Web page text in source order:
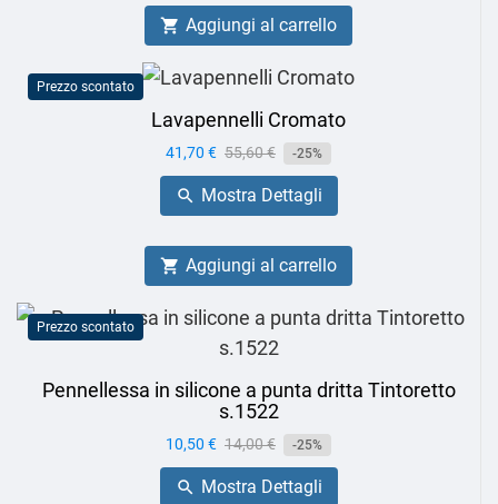
 Aggiungi al carrello
Prezzo scontato
Lavapennelli Cromato
Prezzo
41,70 € Prezzo
base
55,60 € -25%
 Mostra Dettagli
 Aggiungi al carrello
Prezzo scontato
Pennellessa in silicone a punta dritta Tintoretto
s.1522
Prezzo
10,50 € Prezzo
base
14,00 € -25%
 Mostra Dettagli